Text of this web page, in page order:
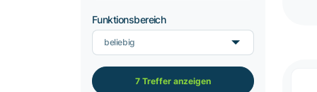
Funktionsbereich
beliebig
7 Treffer anzeigen